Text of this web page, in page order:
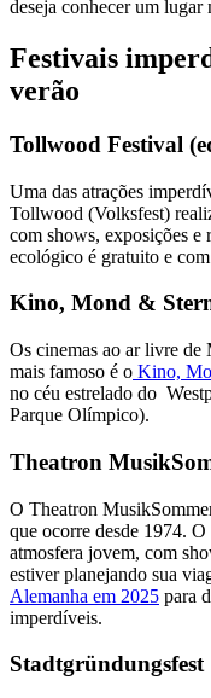
deseja conhecer um lugar
Festivais
verão
Tollwood Festival
Uma das atrações
Tollwood (Volksfest)
com shows, exposições e
ecológico é gratuito e
Kino, Mond &
Os cinemas ao ar livre de
mais famoso é o Kino,
no céu estrelado do
Parque Olímpico).
Theatron
O Theatron
que ocorre desde 1974.
atmosfera jovem, com
estiver planejando sua
Alemanha em 2025 para
imperdíveis.
Stadtgründungsfest